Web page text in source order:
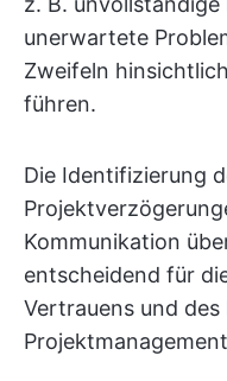
unerwartete
Zweifeln
führen.
Die Identifizierung
Kommunikation
entscheidend für
Vertrauens und